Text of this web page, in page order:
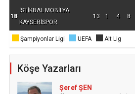
18
İSTİKBAL MOBİLYA
KAYSERİSPOR
13 1 4 8
Şampiyonlar Ligi UEFA Alt Lig
Köşe Yazarları
Şeref ŞEN